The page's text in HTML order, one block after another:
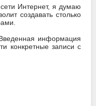
Интернет, я думаю
создавать столько
информация
конкретные записи с